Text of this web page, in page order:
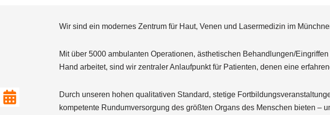
Wir sind ein modernes Zentrum für Haut, Venen und Lasermedizin im
Mit über 5000 ambulanten Operationen, ästhetischen Behandlungen/
Hand arbeitet, sind wir zentraler Anlaufpunkt für Patienten, denen eine
Durch unseren hohen qualitativen Standard, stetige
kompetente Rundumversorgung des größten Organs des Menschen bieten –